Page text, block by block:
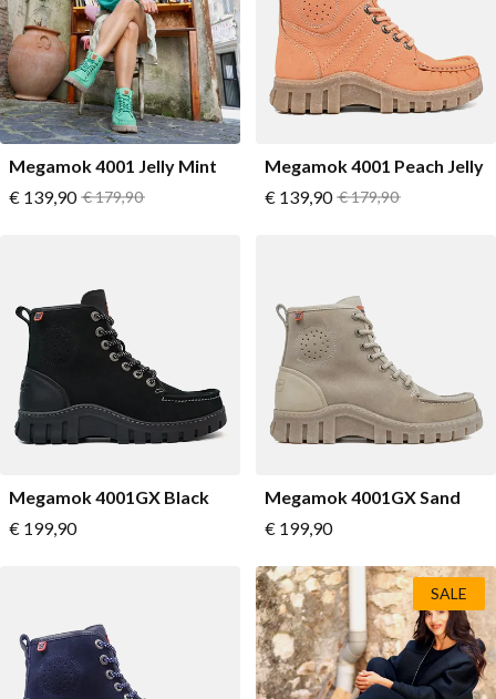
MAG Iconen
Megamok 4001 Jelly Mint
Vanaf
€ 139,90 Normale prijs
€ 179,90
Megamok 4001 Peach Jelly
Vanaf
€ 139,90 Normale prijs
€ 179,90
Megamok 4001GX Black
Vanaf
€ 199,90
Megamok 4001GX Sand
Vanaf
€ 199,90
SALE